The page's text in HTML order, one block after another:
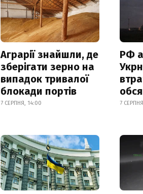
Аграрії знайшли, де
зберігати зерно на
випадок тривалої
блокади портів
7 СЕРПНЯ, 14:00
РФ
7